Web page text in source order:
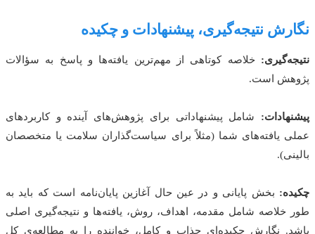
نگارش نتیجه‌گیری، پیشنهادات و چکیده
نتیجه‌گیری: خلاصه کوتاهی از مهم‌ترین یافته‌ها و پاسخ به سؤالات
پژوهش است.
پیشنهادات: شامل پیشنهاداتی برای پژوهش‌های آینده و کاربردهای
عملی یافته‌های شما (مثلاً برای سیاست‌گذاران سلامت یا متخصصان
بالینی).
چکیده: بخش پایانی و در عین حال آغازین پایان‌نامه است که باید به
طور خلاصه شامل مقدمه، اهداف، روش، یافته‌ها و نتیجه‌گیری اصلی
باشد. نگارش چکیده‌ای جذاب و کامل، خواننده را به مطالعه‌ی کل